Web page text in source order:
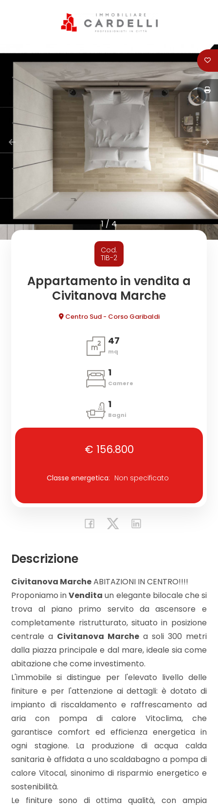
1 / 4
Cod.
TIB-2
Appartamento in vendita a
Civitanova Marche
Centro Sud - Corso Garibaldi
47
mq
1
Camere
1
Bagni
€ 156.800
Classe energetica: Non specificato
Descrizione
Civitanova MarcheABITAZIONI IN CENTRO!!!!
Proponiamo inVendita un elegante bilocale che si
trova al piano primo servito da ascensore e
completamente ristrutturato, situato in posizione
centrale a Civitanova Marche a soli 300 metri
dalla piazza principale e dal mare, ideale sia come
abitazione che come investimento.
L'immobile si distingue per l'elevato livello delle
finiture e per l'attenzione ai dettagli: è dotato di
impianto di riscaldamento e raffrescamento ad
aria con pompa di calore Vitoclima, che
garantisce comfort ed efficienza energetica in
ogni stagione. La produzione di acqua calda
sanitaria è affidata a uno scaldabagno a pompa di
calore Vitocal, sinonimo di risparmio energetico e
sostenibilità.
Le finiture sono di ottima qualità, con ampia
SCEGLIERE
CARDELLI
AFFITTI
CONTATTI
Contratto
Qualsiasi
Vendita
Scegli
dove
cercare
Comune
Prezzo
Totale
mq
Locali
minimi
Qualsiasi